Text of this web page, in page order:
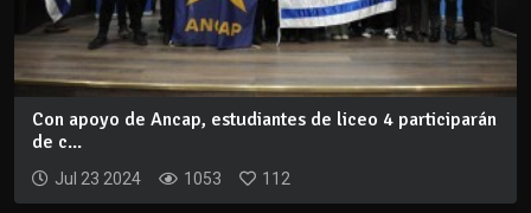
Con apoyo de Ancap, estudiantes de liceo 4 participarán
de c...
Jul 23 2024 1053 112